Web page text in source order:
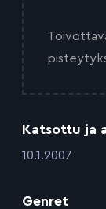
Katsottu ja
:10.1.2007
Genret